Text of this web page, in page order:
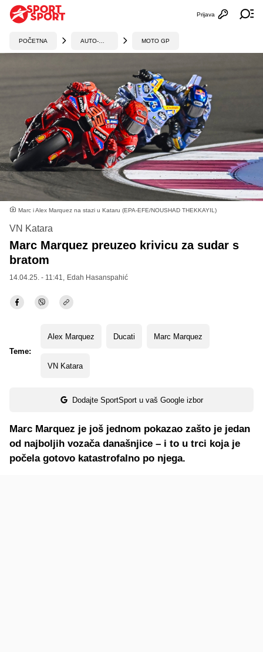
Otvori
Prijava
POČETNA MOTO GP
Marc i Alex Marquez na stazi u Kataru (EPA-EFE/NOUSHAD THEKKAYIL)
VN Katara
Marc Marquez preuzeo krivicu za sudar s
bratom
14.04.25. - 11:41, Edah Hasanspahić
Teme:
Alex Marquez Ducati Marc Marquez
VN Katara
Dodajte SportSport u vaš Google izbor
Marc Marquez je još jednom pokazao zašto je jedan
od najboljih vozača današnjice – i to u trci koja je
počela gotovo katastrofalno po njega.